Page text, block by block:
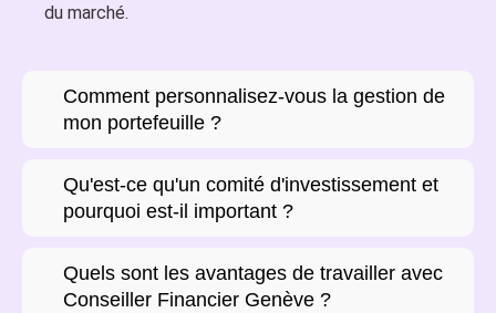
du marché.
Comment personnalisez-vous la gestion de
mon portefeuille ?
Qu'est-ce qu'un comité d'investissement et
pourquoi est-il important ?
Quels sont les avantages de travailler avec
Conseiller Financier Genève ?